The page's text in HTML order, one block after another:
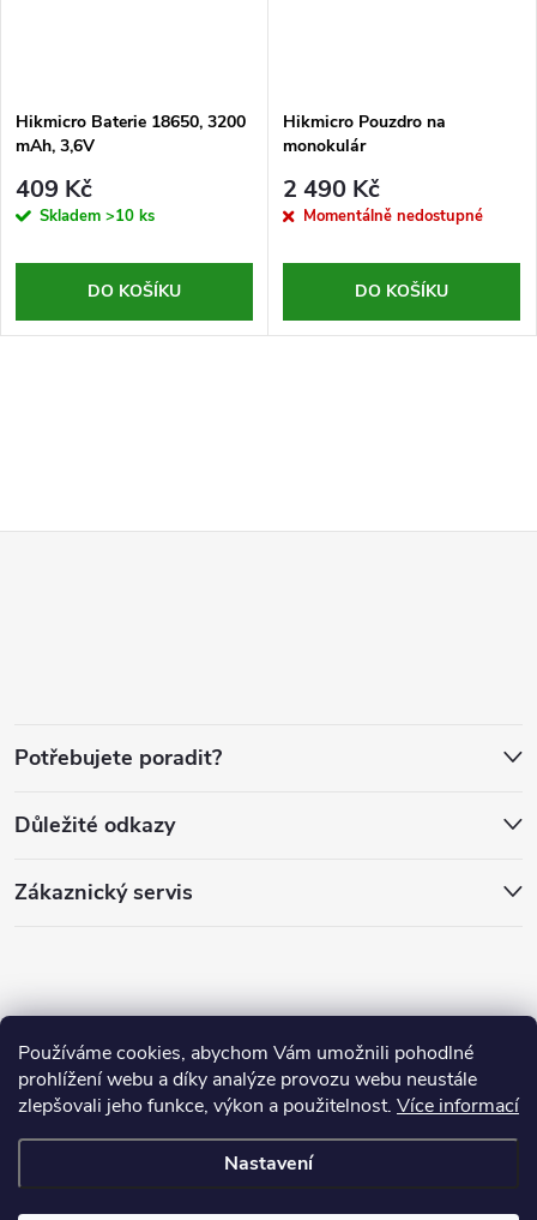
Používáme cookies, abychom Vám umožnili pohodlné
prohlížení webu a díky analýze provozu webu neustále
zlepšovali jeho funkce, výkon a použitelnost. Více informací
Nastavení
Hikmicro Baterie 18650, 3200
mAh, 3,6V
409 Kč
Skladem >10 ks
DO KOŠÍKU
Hikmicro Pouzdro na
monokulár
2 490 Kč
Momentálně nedostupné
DO KOŠÍKU
aPotřebujete poradit?
Důležité odkazy
Zákaznický servis
Copyright 2026PánLesa.cz. Všechna práva vyhrazena.